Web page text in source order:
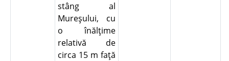
stâng al
Mureşului, cu
o înălţime
relativă de
circa 15 m faţă